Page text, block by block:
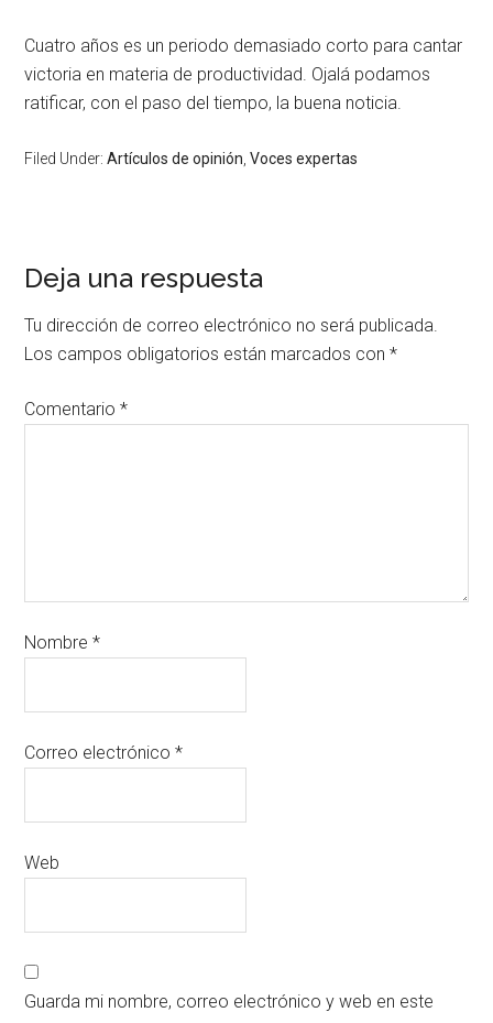
Cuatro años es un periodo demasiado corto para cantar
victoria en materia de productividad. Ojalá podamos
ratificar, con el paso del tiempo, la buena noticia.
Filed Under:Artículos de opinión ,Voces expertas
Deja una respuesta
Tu dirección de correo electrónico no será publicada.
Los campos obligatorios están marcados con*
Comentario*
Nombre*
Correo electrónico*
Web
Guarda mi nombre, correo electrónico y web en este